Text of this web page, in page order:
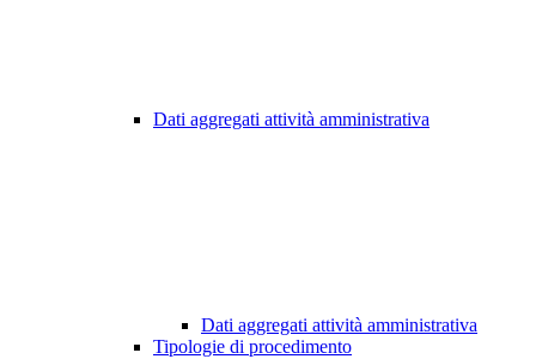
Dati aggregati attività amministrativa
Dati aggregati attività amministrativa
Tipologie di procedimento